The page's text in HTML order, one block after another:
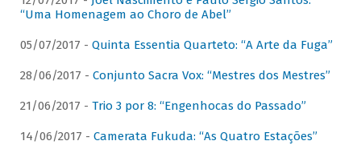
“Uma Homenagem ao Choro de Abel”
05/07/2017 - Quinta Essentia Quarteto: “A Arte da Fuga”
28/06/2017 - Conjunto Sacra Vox: “Mestres dos Mestres”
21/06/2017 - Trio 3 por 8: “Engenhocas do Passado”
14/06/2017 - Camerata Fukuda: “As Quatro Estações”